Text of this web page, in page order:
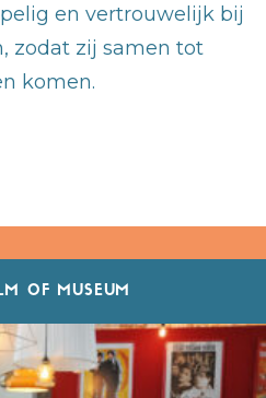
en vertrouwelijk bij
zodat zij samen tot
komen.
OF MUSEUM